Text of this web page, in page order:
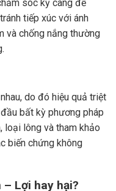
sóc kỹ càng để
tiếp xúc với ánh
và chống nắng thường
do đó hiệu quả triệt
bất kỳ phương pháp
loại lông và tham khảo
biến chứng không
– Lợi hay hại?